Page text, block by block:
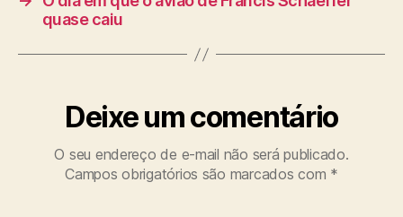
quase caiu
Deixe um comentário
O seu endereço de e-mail não será publicado.
Campos obrigatórios são marcados com *